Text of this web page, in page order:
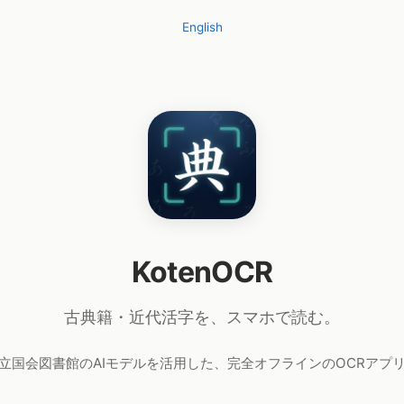
English
KotenOCR
古典籍・近代活字を、スマホで読む。
国会図書館のAIモデルを活用した、完全オフラインのOCRアプ